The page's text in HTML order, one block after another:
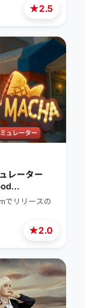
★2.5
★2.0
レーター
でリリースの